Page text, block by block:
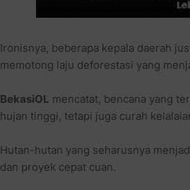
Ironisnya, beberapa kepala daerah
memotong laju deforestasi yang
BekasiOL mencatat, bencana yang
hujan tinggi, tetapi juga curah
Hutan-hutan yang seharusnya
dan proyek cepat cuan.